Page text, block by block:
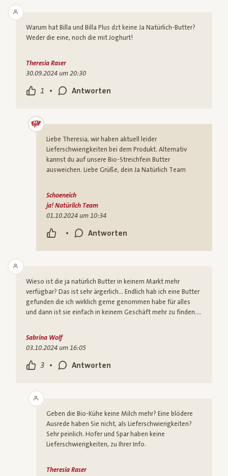
Warum hat Billa und Billa Plus dzt keine Ja Natürlich-Butter?
Weder die eine, noch die mit Joghurt!
1 • Antworten
Theresia Raser
30.09.2024 um 20:30
Liebe Theresia, wir haben aktuell leider
Lieferschwierigkeiten bei dem Produkt. Alternativ
kannst du auf unsere Bio-Streichfein Butter
ausweichen. Liebe Grüße, dein Ja Natürlich Team
• Antworten
Schoeneich
ja! Natürlich Team
01.10.2024 um 10:34
Wieso ist die ja natürlich Butter in keinem Markt mehr
verfügbar? Das ist sehr ärgerlich… Endlich hab ich eine Butter
gefunden die ich wirklich gerne genommen habe für alles
und dann ist sie einfach in keinem Geschäft mehr zu finden….
3 • Antworten
Sabrina Wolf
03.10.2024 um 16:05
Geben die Bio-Kühe keine Milch mehr? Eine blödere
Ausrede haben Sie nicht, als Lieferschwierigkeiten?
Sehr peinlich. Hofer und Spar haben keine
Lieferschwierigkeiten, zu Ihrer Info.
Theresia Raser